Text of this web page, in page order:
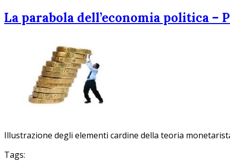
La parabola dell’economia politica –
Illustrazione degli elementi cardine della teoria
Tags: